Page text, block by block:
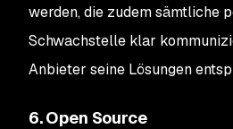
werden, die zudem sämtliche
Schwachstelle klar
Anbieter seine Lösungen
6. Open Source